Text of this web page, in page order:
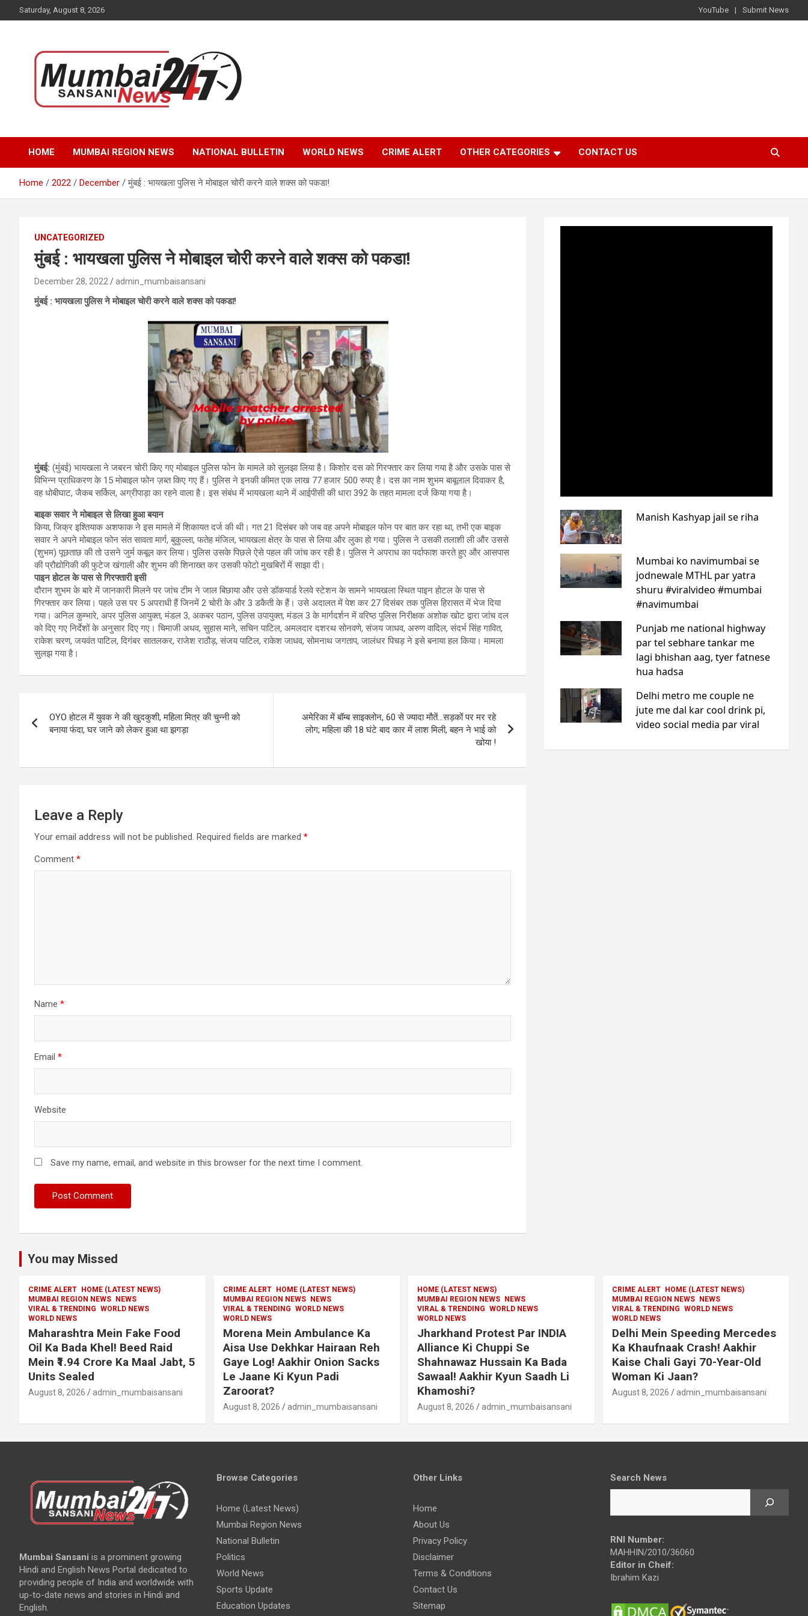
to
Saturday, August 8, 2026 YouTube Submit News
Mumbai Sansani
real-time updates on recent news around the World.
HOME
MUMBAI REGION NEWS NATIONAL BULLETIN WORLD NEWS CRIME ALERT OTHER CATEGORIES CONTACT US
Home 2022 December मुंबई : भायखला पुलिस ने मोबाइल चोरी करने वाले शक्स को पकडा!
UNCATEGORIZED
मुंबई : भायखला पुलिस ने मोबाइल चोरी करने वाले शक्स को पकडा!
December 28, 2022 admin_mumbaisansani
मुंबई : भायखला पुलिस ने मोबाइल चोरी करने वाले शक्स को पकडा!
मुंबई: (मुंबई) भायखला ने जबरन चोरी किए गए मोबाइल पुलिस फोन के मामले को सुलझा लिया है। किशोर दस को गिरफ्तार कर लिया गया है और उसके पास से
विभिन्न प्राधिकरण के 15 मोबाइल फोन ज़ब्त किए गए हैं। पुलिस ने इनकी कीमत एक लाख 77 हजार 500 रुपए है। दस का नाम शुभम बाबूलाल दिवाकर है,
वह धोबीघाट, जैकब सर्किल, अग्रीपाड़ा का रहने वाला है। इस संबंध में भायखला थाने में आईपीसी की धारा 392 के तहत मामला दर्ज किया गया है।
बाइक सवार ने मोबाइल से लिखा हुआ बयान
किया, जिक्र इश्तियाक अशफाक ने इस मामले में शिकायत दर्ज की थी। गत 21 दिसंबर को जब वह अपने मोबाइल फोन पर बात कर रहा था, तभी एक बाइक
सवार ने अपने मोबाइल फोन संत सावता मार्ग, बुकुल्ला, फतेह मंजिल, भायखला क्षेत्र के पास से लिया और लुका हो गया। पुलिस ने उसकी तलाशी ली और उससे
(शुभम) पूछताछ की तो उसने जुर्म कबूल कर लिया। पुलिस उसके पिछले ऐसे पहल की जांच कर रही है। पुलिस ने अपराध का पर्दाफाश करते हुए और आसपास
की प्रौद्योगिकी की फुटेज खंगाली और शुभम की शिनाख्त कर उसकी फोटो मुखबिरों में साझा दी।
पाइन होटल के पास से गिरफ्तारी इसी
दौरान शुभम के बारे में जानकारी मिलने पर जांच टीम ने जाल बिछाया और उसे डॉकयार्ड रेलवे स्टेशन के सामने भायखला स्थित पाइन होटल के पास से
गिरफ्तार कर लिया। पहले उस पर 5 अपराधी हैं जिनमें 2 चोरी के और 3 डकैती के हैं। उसे अदालत में पेश कर 27 दिसंबर तक पुलिस हिरासत में भेज दिया
गया। अनिल कुम्भारे, अपर पुलिस आयुक्त, मंडल 3, अकबर पठान, पुलिस उपायुक्त, मंडल 3 के मार्गदर्शन में वरिष्ठ पुलिस निरीक्षक अशोक खोट द्वारा जांच दल
को दिए गए निर्देशों के अनुसार दिए गए। चिमाजी अधव, सुहास माने, सचिन पाटिल, अमलदार दशरथ सोनवणे, संजय जाधव, अरुण वादिल, संदर्भ सिंह गावित,
राकेश चरण, जयवंत पाटिल, दिगंबर सातलकर, राजेश राठौड़, संजय पाटिल, राकेश जाधव, सोमनाथ जगताप, जालंधर पिचड़ ने इसे बनाया हल किया। मामला
सुलझ गया है।
navigation
OYO होटल में युवक ने की खुदकुशी, महिला मित्र की चुन्नी को
बनाया फंदा, घर जाने को लेकर हुआ था झगड़ा
अमेरिका में बॉम्ब साइक्लोन, 60 से ज्यादा मौतें…सड़कों पर मर रहे
लोग; महिला की 18 घंटे बाद कार में लाश मिली, बहन ने भाई को
खोया !
Leave a Reply
Your email address will not be published. Required fields are marked *
Comment *
Name *
Email *
Website
Save my name, email, and website in this browser for the next time I comment.
You may Missed
CRIME ALERT HOME (LATEST NEWS)
MUMBAI REGION NEWS NEWS
VIRAL & TRENDING WORLD NEWS
WORLD NEWS
Maharashtra Mein Fake Food
Oil Ka Bada Khel! Beed Raid
Mein ₹1.94 Crore Ka Maal Jabt, 5
Units Sealed
August 8, 2026 admin_mumbaisansani
CRIME ALERT
HOME (LATEST NEWS)
MUMBAI REGION NEWS
NEWS
VIRAL & TRENDING WORLD NEWS
WORLD NEWS
Morena Mein Ambulance Ka
Aisa Use Dekhkar Hairaan Reh
Gaye Log! Aakhir Onion Sacks
Le Jaane Ki Kyun Padi
Zaroorat?
August 8, 2026 admin_mumbaisansani
HOME (LATEST NEWS)
MUMBAI REGION NEWS NEWS
VIRAL & TRENDING WORLD NEWS
WORLD NEWS
Jharkhand Protest Par INDIA
Alliance Ki Chuppi Se
Shahnawaz Hussain Ka Bada
Sawaal! Aakhir Kyun Saadh Li
Khamoshi?
August 8, 2026 admin_mumbaisansani
CRIME ALERT
HOME (LATEST NEWS)
MUMBAI REGION NEWS
NEWS
VIRAL & TRENDING WORLD NEWS
WORLD NEWS
Delhi Mein Speeding Mercedes
Ka Khaufnaak Crash! Aakhir
Kaise Chali Gayi 70-Year-Old
Woman Ki Jaan?
August 8, 2026 admin_mumbaisansani
Mumbai Sansani is a prominent growing
Hindi and English News Portal dedicated to
providing people of India and worldwide with
up-to-date news and stories in Hindi and
English.
Browse Categories
Home (Latest News)
Mumbai Region News
National Bulletin
Politics
World News
Sports Update
Education Updates
Other Links
Home
About Us
Privacy Policy
Disclaimer
Terms & Conditions
Contact Us
Sitemap
Search News
RNI Number:
MAHHIN/2010/36060
Editor in Cheif:
Ibrahim Kazi